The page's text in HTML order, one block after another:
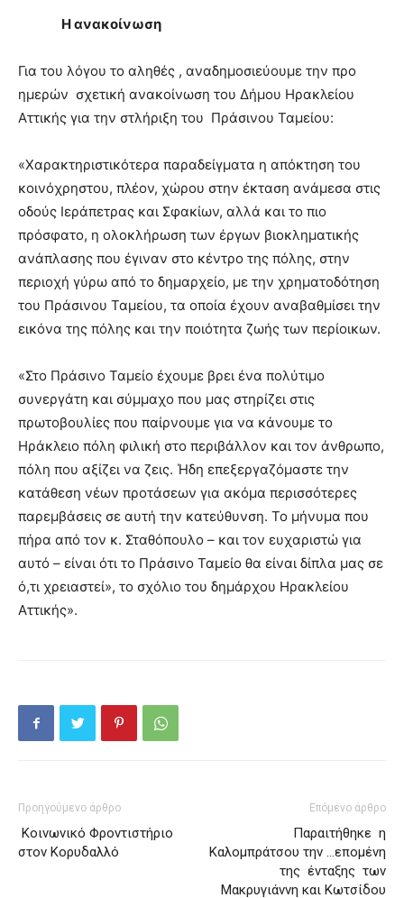
Η ανακοίνωση
Για του λόγου το αληθές , αναδημοσιεύουμε την προ
ημερών σχετική ανακοίνωση του Δήμου Ηρακλείου
Αττικής για την στλήριξη του Πράσινου Ταμείου:
«Χαρακτηριστικότερα παραδείγματα η απόκτηση του
κοινόχρηστου, πλέον, χώρου στην έκταση ανάμεσα στις
οδούς Ιεράπετρας και Σφακίων, αλλά και το πιο
πρόσφατο, η ολοκλήρωση των έργων βιοκληματικής
ανάπλασης που έγιναν στο κέντρο της πόλης, στην
περιοχή γύρω από το δημαρχείο, με την χρηματοδότηση
του Πράσινου Ταμείου, τα οποία έχουν αναβαθμίσει την
εικόνα της πόλης και την ποιότητα ζωής των περίοικων.
«Στο Πράσινο Ταμείο έχουμε βρει ένα πολύτιμο
συνεργάτη και σύμμαχο που μας στηρίζει στις
πρωτοβουλίες που παίρνουμε για να κάνουμε το
Ηράκλειο πόλη φιλική στο περιβάλλον και τον άνθρωπο,
πόλη που αξίζει να ζεις. Ήδη επεξεργαζόμαστε την
κατάθεση νέων προτάσεων για ακόμα περισσότερες
παρεμβάσεις σε αυτή την κατεύθυνση. Το μήνυμα που
πήρα από τον κ. Σταθόπουλο – και τον ευχαριστώ για
αυτό – είναι ότι το Πράσινο Ταμείο θα είναι δίπλα μας σε
ό,τι χρειαστεί», το σχόλιο του δημάρχου Ηρακλείου
Αττικής».
Προηγούμενο άρθρο
Κοινωνικό Φροντιστήριο
στον Κορυδαλλό
Επόμενο άρθρο
Παραιτήθηκε η
Καλομπράτσου την …επομένη
της ένταξης των
Μακρυγιάννη και Κωτσίδου